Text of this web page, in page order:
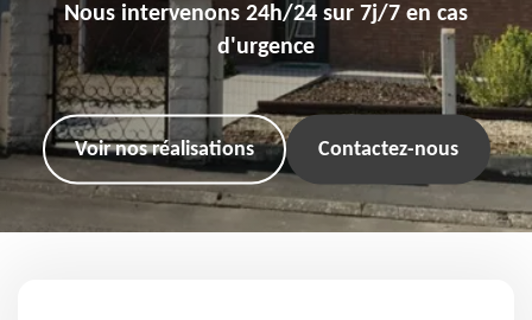
Nous intervenons 24h/24 sur 7j/7 en cas
d'urgence
Voir nos réalisations Contactez-nous